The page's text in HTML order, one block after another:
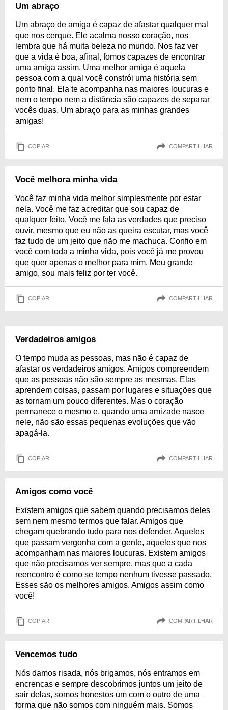
Um abraço
Um abraço de amiga é capaz de afastar qualquer mal
que nos cerque. Ele acalma nosso coração, nos
lembra que há muita beleza no mundo. Nos faz ver
que a vida é boa, afinal, fomos capazes de encontrar
uma amiga assim. Uma melhor amiga é aquela
pessoa com a qual você constrói uma história sem
ponto final. Ela te acompanha nas maiores loucuras e
nem o tempo nem a distância são capazes de separar
vocês duas. Um abraço para as minhas grandes
amigas!
COPIAR COMPARTILHAR
Você melhora minha vida
Você faz minha vida melhor simplesmente por estar
nela. Você me faz acreditar que sou capaz de
qualquer feito. Você me fala as verdades que preciso
ouvir, mesmo que eu não as queira escutar, mas você
faz tudo de um jeito que não me machuca. Confio em
você com toda a minha vida, pois você já me provou
que quer apenas o melhor para mim. Meu grande
amigo, sou mais feliz por ter você.
COPIAR COMPARTILHAR
Verdadeiros amigos
O tempo muda as pessoas, mas não é capaz de
afastar os verdadeiros amigos. Amigos compreendem
que as pessoas não são sempre as mesmas. Elas
aprendem coisas, passam por lugares e situações que
as tornam um pouco diferentes. Mas o coração
permanece o mesmo e, quando uma amizade nasce
nele, não são essas pequenas evoluções que vão
apagá-la.
COPIAR COMPARTILHAR
Amigos como você
Existem amigos que sabem quando precisamos deles
sem nem mesmo termos que falar. Amigos que
chegam quebrando tudo para nos defender. Aqueles
que passam vergonha com a gente, aqueles que nos
acompanham nas maiores loucuras. Existem amigos
que não precisamos ver sempre, mas que a cada
reencontro é como se tempo nenhum tivesse passado.
Esses são os melhores amigos. Amigos assim como
você!
COPIAR COMPARTILHAR
Vencemos tudo
Nós damos risada, nós brigamos, nós entramos em
encrencas e sempre descobrimos juntos um jeito de
sair delas, somos honestos um com o outro de uma
forma que não somos com ninguém mais. Somos